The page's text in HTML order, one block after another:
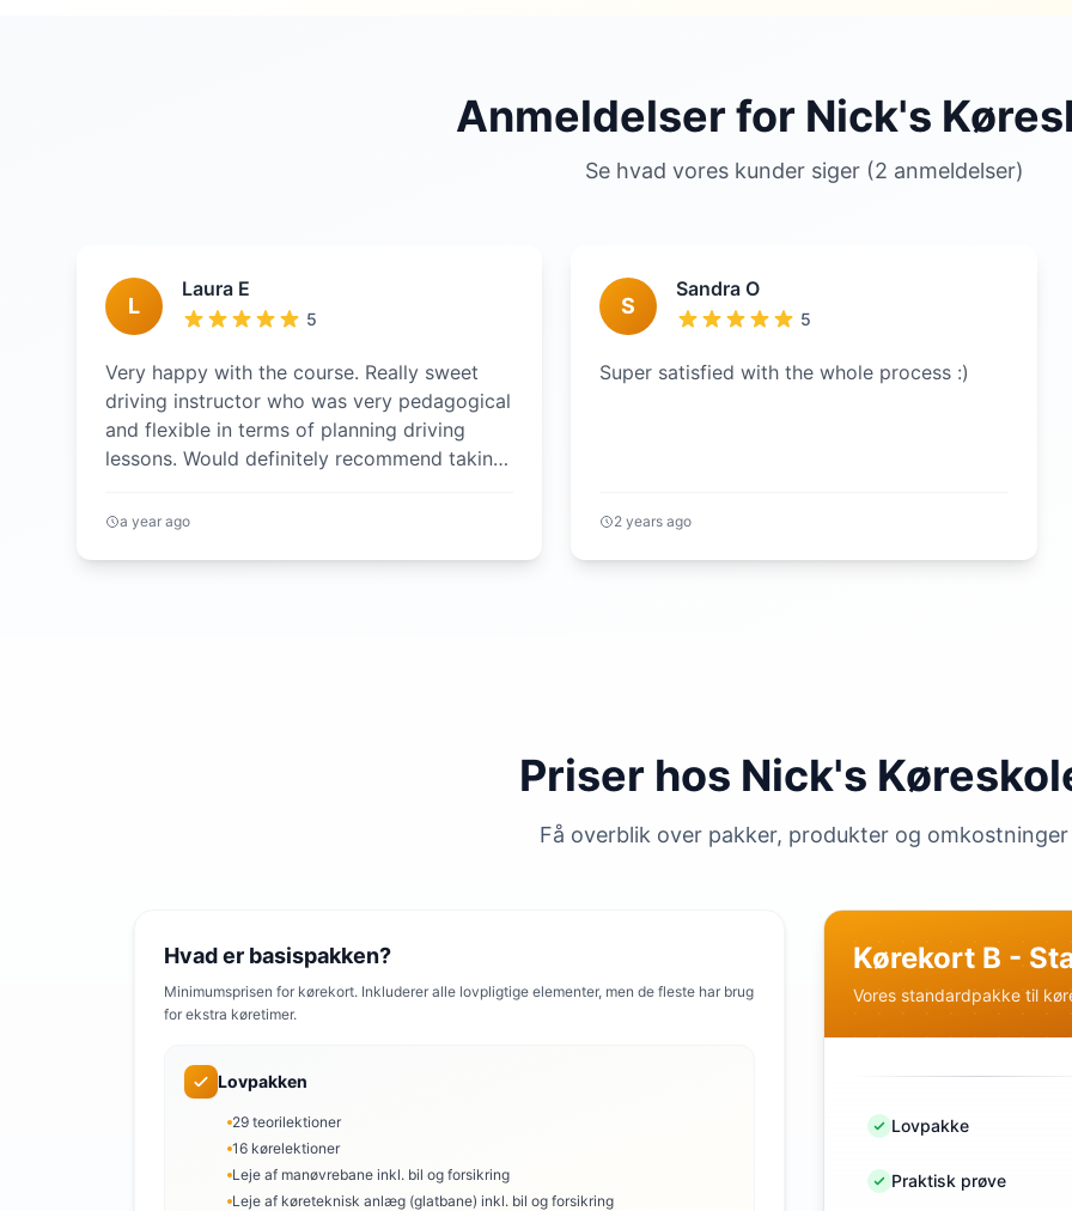
Anmeldelser for Nick's
Se hvad vores kunder siger (2 anmeldelser)
L
Laura E
5
Very happy with the course. Really sweet
driving instructor who was very pedagogical
and flexible in terms of planning driving
lessons. Would definitely recommend taking
a year ago
S
Sandra O
5
Super satisfied with the whole process :)
2 years ago
Priser hos Nick's
Få overblik over pakker, produkter og omkostninger
Hvad er basispakken?
Minimumsprisen for kørekort. Inkluderer alle lovpligtige elementer, men de fleste har brug
for ekstra køretimer.
Lovpakken
29 teorilektioner
16 kørelektioner
Leje af manøvrebane inkl. bil og forsikring
Leje af køreteknisk anlæg (glatbane) inkl. bil og forsikring
Kørekort B -
Vores standardpakke til
Lovpakke
Praktisk prøve